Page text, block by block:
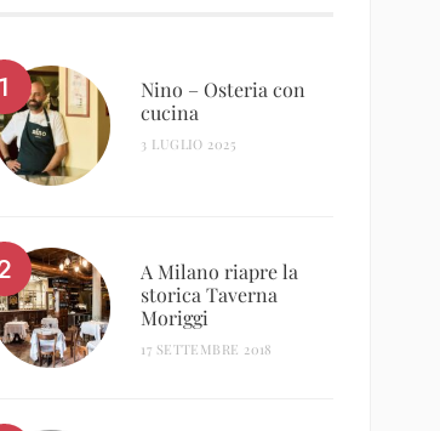
Nino – Osteria con
cucina
3 LUGLIO 2025
A Milano riapre la
storica Taverna
Moriggi
17 SETTEMBRE 2018